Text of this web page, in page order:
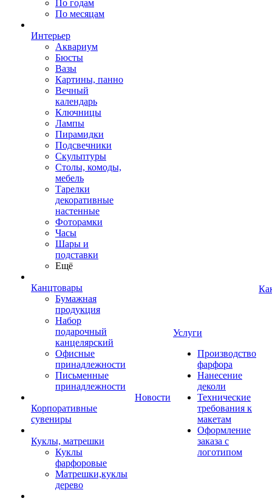
По годам
По месяцам
Интерьер
Аквариум
Бюсты
Вазы
Картины, панно
Вечный
календарь
Ключницы
Лампы
Пирамидки
Подсвечники
Скульптуры
Столы, комоды,
мебель
Тарелки
декоративные
настенные
Фоторамки
Часы
Шары и
подставки
Ещё
Канцтовары
Бумажная
продукция
Набор
подарочный
канцелярский
Офисные
принадлежности
Письменные
принадлежности
Корпоративные
сувениры
Куклы, матрешки
Куклы
фарфоровые
Матрешки,куклы
дерево
Новости
Услуги
Производство
фарфора
Нанесение
деколи
Технические
требования к
макетам
Оформление
заказа с
логотипом